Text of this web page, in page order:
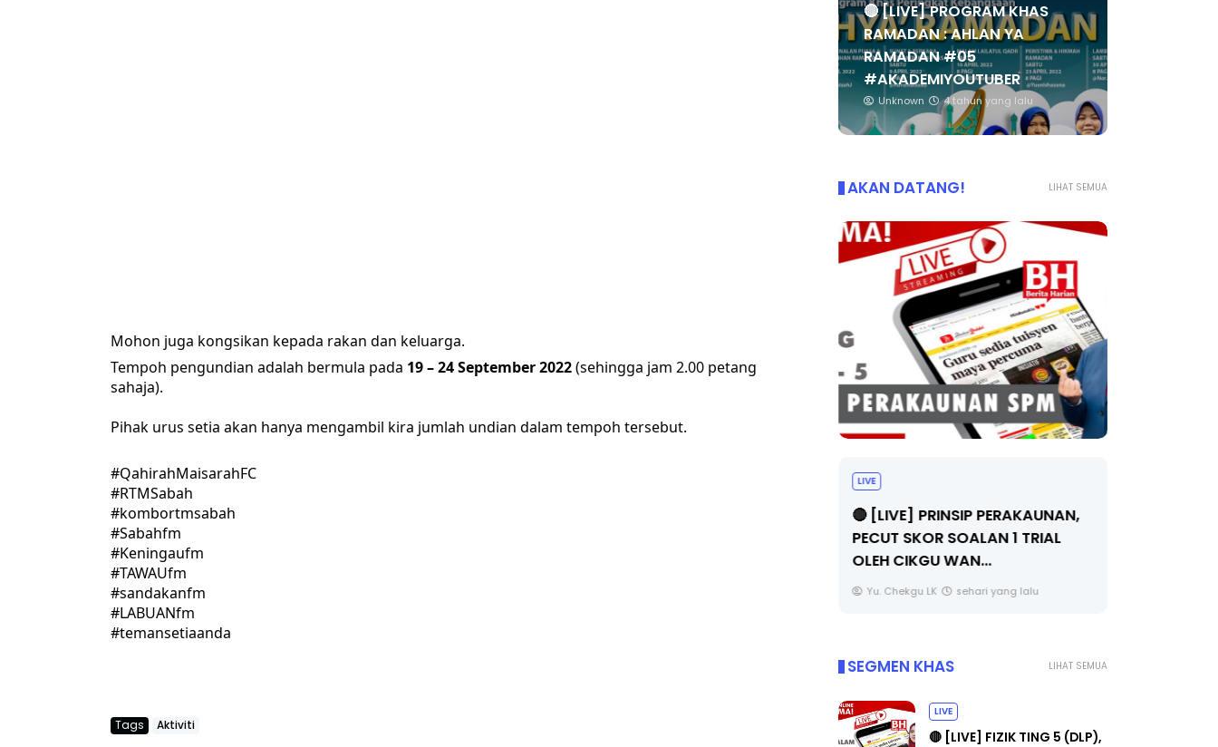
Mohon juga kongsikan kepada rakan dan keluarga.
Tempoh pengundian adalah bermula pada 19 – 24 September 2022 (sehingga jam 2.00 petang
sahaja).
Pihak urus setia akan hanya mengambil kira jumlah undian dalam tempoh tersebut.
#QahirahMaisarahFC
#RTMSabah
#kombortmsabah
#Sabahfm
#Keningaufm
#TAWAUfm
#sandakanfm
#LABUANfm
#temansetiaanda
Tags Aktiviti
🔴 [LIVE] PROGRAM KHAS
RAMADAN : AHLAN YA
RAMADAN #05
#AKADEMIYOUTUBER
Unknown 4 tahun yang lalu
LIHAT SEMUA
AKAN DATANG!
ANUGERAH FFK
LENSA PENDIDIKAN -
7 hari yang lalu
LIVE
🔴 [LIVE] PRINSIP PERAKAUNAN,
PECUT SKOR SOALAN 1 TRIAL
OLEH CIKGU WAN...
Yu. Chekgu LK sehari yang lalu
LIHAT SEMUA
SEGMEN KHAS
LIVE
🔴 [LIVE] FIZIK TING 5 (DLP),